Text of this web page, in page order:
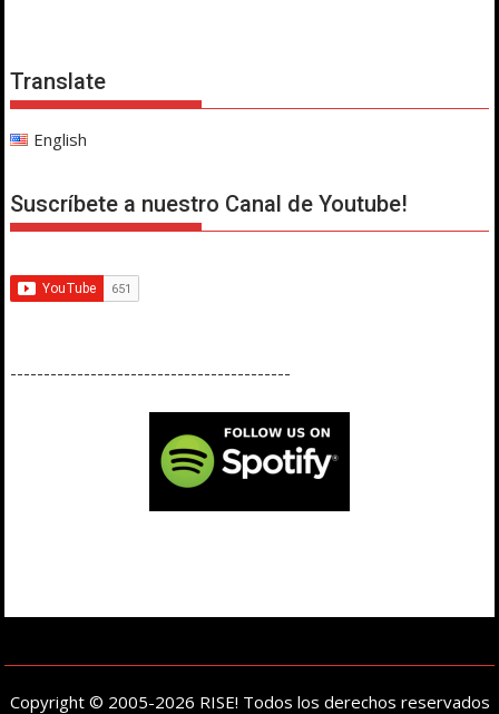
Translate
English
Suscríbete a nuestro Canal de Youtube!
------------------------------------------
Copyright © 2005-2026 RISE! Todos los derechos reservados